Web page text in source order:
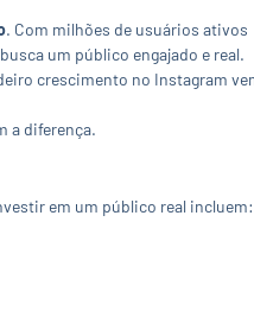
. Com milhões de usuários ativos
um público engajado e real.
crescimento no Instagram
a diferença.
em um público real incluem: